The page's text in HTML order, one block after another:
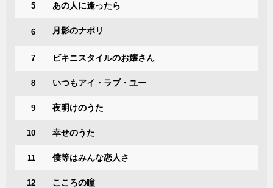
5 あの人に逢ったら
6 月影のナポリ
7 ビキニスタイルのお嬢さん
8 いつもアイ・ラブ・ユー
9 夜明けのうた
10 幸せのうた
11 僕等はみんな恋人さ
12 こころの瞳